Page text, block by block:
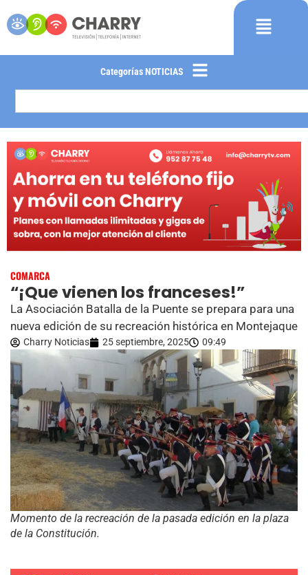
Categorías NOTICIAS
COMARCA
“¡Que vienen los franceses!”
La Asociación Batalla de la Puente se prepara para una
nueva edición de su recreación histórica en Montejaque
Charry Noticias 25 septiembre, 2025 09:49
Momento de la recreación de la pasada edición en la plaza
de la Constitución.